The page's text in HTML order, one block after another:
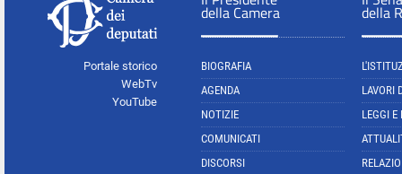
Portale storico
WebTv
YouTube
della Camera
BIOGRAFIA
AGENDA
NOTIZIE
COMUNICATI
DISCORSI
della
LAVORI
LEGGI E